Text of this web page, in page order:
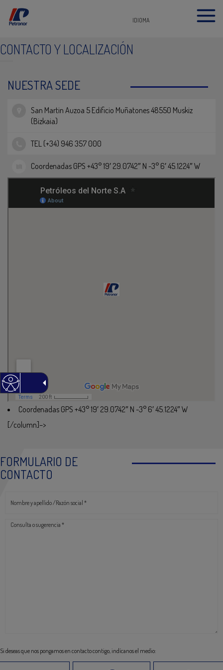
IDIOMA
CONTACTO Y LOCALIZACIÓN
NUESTRA SEDE
San Martin Auzoa 5 Edificio Muñatones 48550 Muskiz
(Bizkaia)
TEL (+34) 946 357 000
Coordenadas GPS +43° 19′ 29.0742″ N -3° 6′ 45.1224″ W
Coordenadas GPS +43° 19′ 29.0742″ N -3° 6′ 45.1224″ W
[/column]–>
FORMULARIO DE
CONTACTO
Consulta o sugerencia *
Si deseas que nos pongamos en contacto contigo, indícanos el medio: